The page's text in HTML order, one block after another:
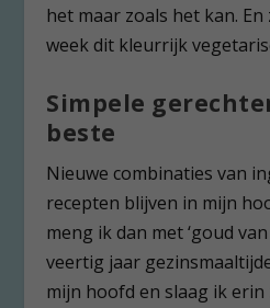
het maar zoals het kan.
week dit kleurrijk
Simpele
beste
Nieuwe combinaties van
recepten blijven in mijn
meng ik dan met ‘goud
veertig jaar
mijn hoofd en slaag ik